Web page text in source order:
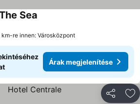
Sea
km-re innen: Városközpont
Árak megjelenítése